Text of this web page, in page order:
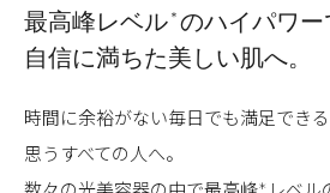
最高峰レベル ＊ のハイパワー
自信に満ちた美しい肌へ。
時間に余裕がない毎日でも満足でき
思うすべての人へ。
＊